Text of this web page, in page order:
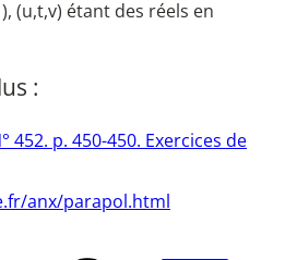
(u,t,v) étant des réels en
:
452. p. 450-450. Exercices de
anx/parapol.html